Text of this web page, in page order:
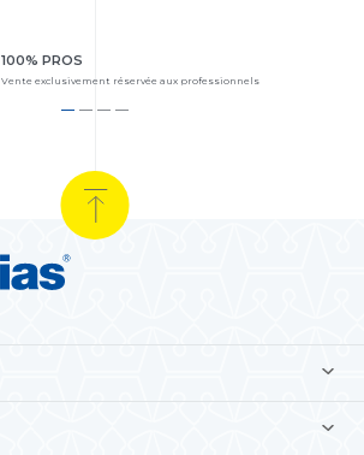
100% PROS
Vente exclusivement réservée aux professionnels